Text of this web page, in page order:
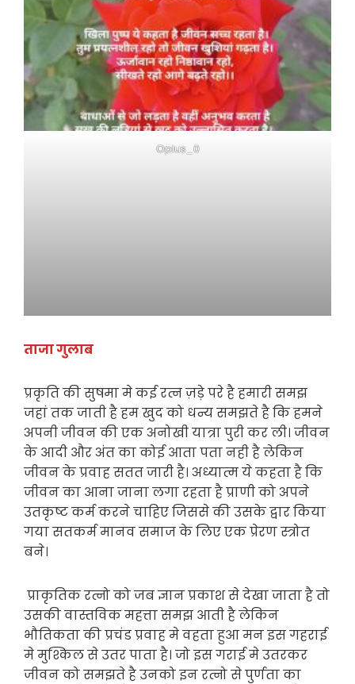
Oplus_0
ताजा गुलाब
प्रकृति की सुषमा मे कई रत्न ज़ड़े परे है हमारी समझ
जहां तक जाती है हम खुद को धन्य समझते है कि हमने
अपनी जीवन की एक अनोखी यात्रा पुरी कर ली। जीवन
के आदी और अंत का कोई आता पता नही है लेकिन
जीवन के प्रवाह सतत जारी है। अध्यात्म ये कहता है कि
जीवन का आना जाना लगा रहता है प्राणी को अपने
उतकृष्ट कर्म करने चाहिए जिससे की उसके द्वार किया
गया सतकर्म मानव समाज के लिए एक प्रेरण स्त्रोत
बने।
प्राकृतिक रत्नो को जब ज्ञान प्रकाश से देखा जाता है तो
उसकी वास्तविक महत्ता समझ आती है लेकिन
भौतिकता की प्रचंड प्रवाह मे वहता हुआ मन इस गहराई
मे मुश्किल से उतर पाता है। जो इस गराई मे उतरकर
जीवन को समझते है उनको इन रत्नो से पुर्णता का